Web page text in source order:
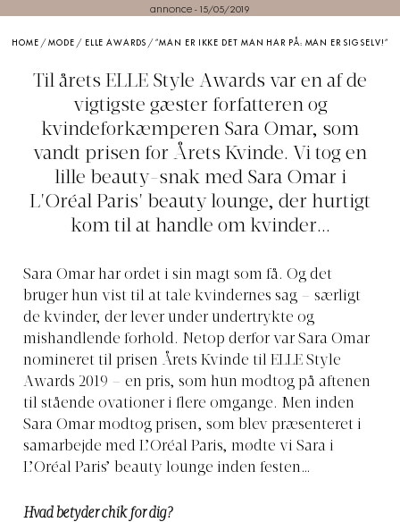
annonce - 15/05/2019
HOME /MODE / ELLE AWARDS /”MAN ER IKKE DET MAN HAR PÅ: MAN ER SIG SELV!”
Til årets ELLE Style Awards var en af de
vigtigste gæster forfatteren og
kvindeforkæmperen Sara Omar, som
vandt prisen for Årets Kvinde. Vi tog en
lille beauty-snak med Sara Omar i
L'Oréal Paris' beauty lounge, der hurtigt
kom til at handle om kvinder...
Sara Omar har ordet i sin magt som få. Og det
bruger hun vist til at tale kvindernes sag – særligt
de kvinder, der lever under undertrykte og
mishandlende forhold. Netop derfor var Sara Omar
nomineret til prisen Årets Kvinde til ELLE Style
Awards 2019 – en pris, som hun modtog på aftenen
til stående ovationer i flere omgange. Men inden
Sara Omar modtog prisen, som blev præsenteret i
samarbejde med L’Oréal Paris, mødte vi Sara i
L’Oréal Paris’ beauty lounge inden festen…
Hvad betyder chik for dig?